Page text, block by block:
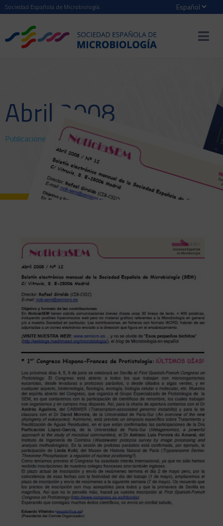
Sociedad Española de Microbiología
Abril 2008
Publicaciones NoticiaSEM> Abril 2008